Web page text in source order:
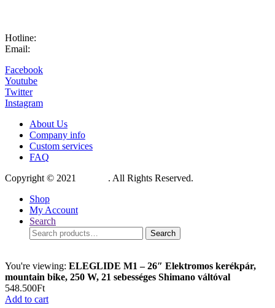
Hotline:
Email:
Facebook
Youtube
Twitter
Instagram
About Us
Company info
Custom services
FAQ
Copyright © 2021
. All Rights Reserved.
Shop
My Account
Search
Search
for:
Search
You're viewing: ELEGLIDE M1 – 26″ Elektromos kerékpár,
mountain bike, 250 W, 21 sebességes Shimano váltóval
548.500Ft
Add to cart